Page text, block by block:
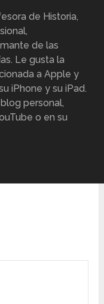
de Historia,
de las
Le gusta la
a Apple y
iPhone y su iPad.
personal,
o en su